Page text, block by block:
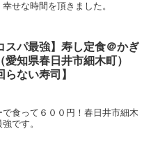
せな時間を頂きました。
スパ最強】寿し定食＠かぎ
愛知県春日井市細木町）
らない寿司】
食って６００円！春日井市細木
です。